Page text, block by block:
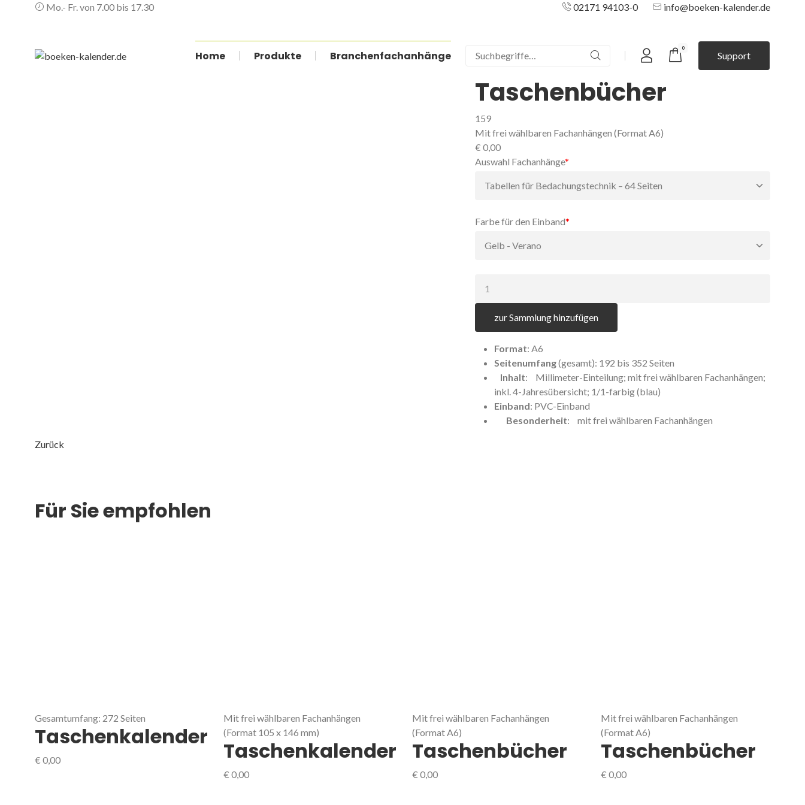
Mo.- Fr. von 7.00 bis 17.30 02171 94103-0 info@boeken-kalender.de
überspringen
Home Produkte Branchenfachanhänge Suchbegriffe Mein Konto
0
Support
Taschenbücher
159
Mit frei wählbaren Fachanhängen (Format A6)
€ 0,00
Pflichtfeld
Auswahl Fachanhänge*
Pflichtfeld
Farbe für den Einband*
zur Sammlung hinzufügen
Format: A6
Seitenumfang(gesamt): 192 bis 352 Seiten
Inhalt: Millimeter-Einteilung; mit frei wählbaren Fachanhängen;
inkl. 4-Jahresübersicht; 1/1-farbig (blau)
Einband: PVC-Einband
Besonderheit: mit frei wählbaren Fachanhängen
Zurück
Für Sie empfohlen
Gesamtumfang: 272 Seiten
Taschenkalender
€ 0,00
Mit frei wählbaren Fachanhängen
(Format 105 x 146 mm)
Taschenkalender
€ 0,00
Mit frei wählbaren Fachanhängen
(Format A6)
Taschenbücher
€ 0,00
Mit frei wählbaren Fachanhängen
(Format A6)
Taschenbücher
€ 0,00